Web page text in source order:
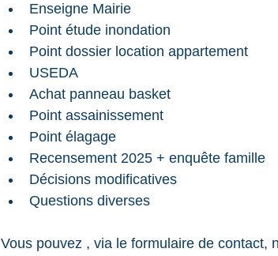
Enseigne Mairie
Point étude inondation
Point dossier location appartement
USEDA
Achat panneau basket
Point assainissement
Point élagage
Recensement 2025 + enquête famille
Décisions modificatives
Questions diverses
Vous pouvez , via le formulaire de contact,